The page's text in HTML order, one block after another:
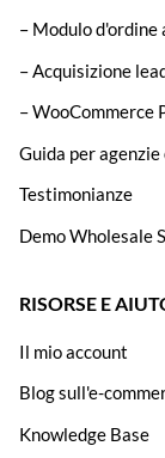
– Modulo d'ordine
– Acquisizione
– WooCommerce
Guida per
Testimonianze
Demo Wholesale
RISORSE E
Il mio account
Blog sull'e-
Knowledge Base